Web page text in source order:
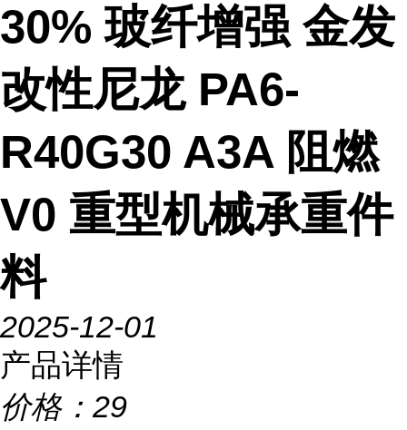
30% 玻纤增强 金发
改性尼龙 PA6-
R40G30 A3A 阻燃
V0 重型机械承重件
料
2025-12-01
产品详情
价格： 29